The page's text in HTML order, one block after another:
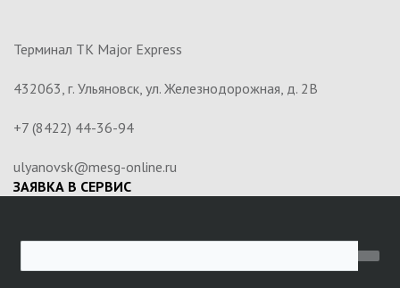
Терминал ТК Major Express
432063, г. Ульяновск, ул. Железнодорожная, д. 2В
+7 (8422) 44-36-94
ulyanovsk@mesg-online.ru
ЗАЯВКА В СЕРВИС